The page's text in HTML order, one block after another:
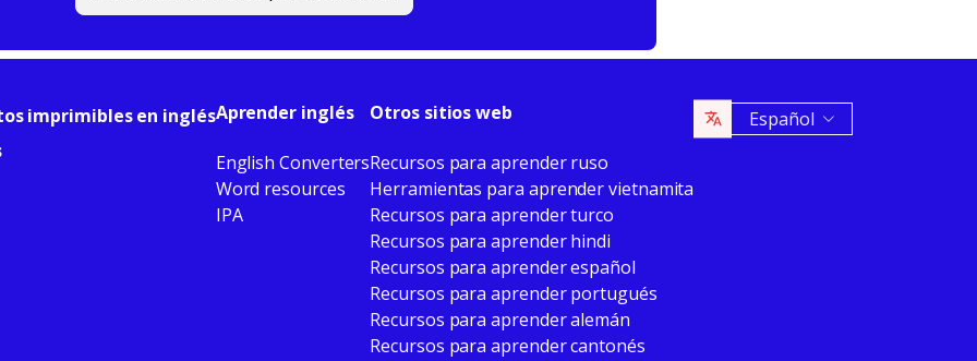
imprimibles en inglésAprender inglés
English Converters
Word resources
IPA
Otros sitios web
Recursos para aprender ruso
Herramientas para aprender vietnamita
Recursos para aprender turco
Recursos para aprender hindi
Recursos para aprender español
Recursos para aprender portugués
Recursos para aprender alemán
Recursos para aprender cantonés
Español